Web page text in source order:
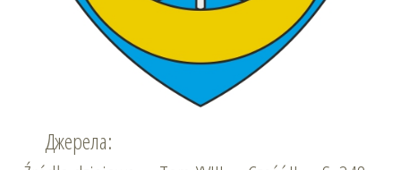
Джерела: